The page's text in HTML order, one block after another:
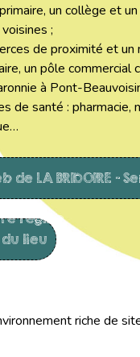
un collège et
;
de proximité et un
un pôle commercial
à Pont-
de santé : pharmacie,
de LA BRIDOIRE –
l’église
lieu
riche de